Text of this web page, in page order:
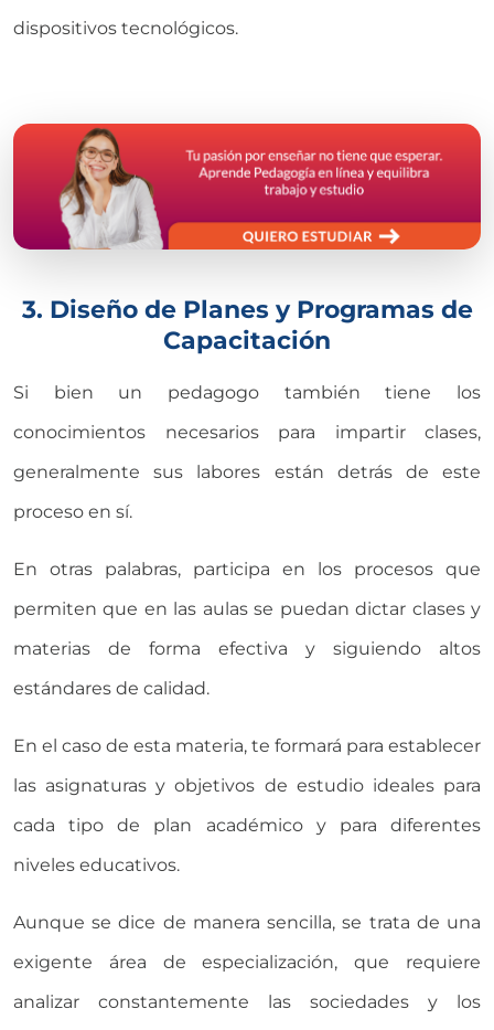
dispositivos tecnológicos.
3. Diseño de Planes y Programas de
Capacitación
Si bien un pedagogo también tiene los
conocimientos necesarios para impartir clases,
generalmente sus labores están detrás de este
proceso en sí.
En otras palabras, participa en los procesos que
permiten que en las aulas se puedan dictar clases y
materias de forma efectiva y siguiendo altos
estándares de calidad.
En el caso de esta materia, te formará para establecer
las asignaturas y objetivos de estudio ideales para
cada tipo de plan académico y para diferentes
niveles educativos.
Aunque se dice de manera sencilla, se trata de una
exigente área de especialización, que requiere
analizar constantemente las sociedades y los